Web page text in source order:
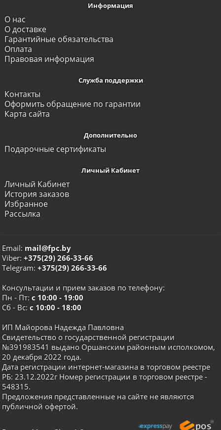
Информация
О нас
О доставке
Гарантийные обязательства
Оплата
Правовая информация
Служба поддержки
Контакты
Оформить обращение по гарантии
Карта сайта
Дополнительно
Подарочные сертификаты
Личный Кабинет
Личный Кабинет
История заказов
Избранное
Рассылка
Email: mail@fpc.by
Viber:+375(29) 266-33-66
Telegram:+375(29) 266-33-66
Консультации и прием заказов по телефону:
Пн - Пт:с 10:00 - 19:00
Сб - Вс:с 10:00 - 18:00
ИП Майорова Надежда Павловна
Свидетельство о государственной регистрации
№391983541 выдано Оршанским районным исполкомом,
20 декабря 2022 года.
Дата регистрации интернет-магазина в торговом реестре
РБ: 23.12.2022г Номер регистрации в торговом реестре -
548315.
Предложения представленные на сайте не являются
публичной офертой.